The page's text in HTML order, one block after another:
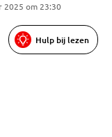
2025 om 23:30
Hulp bij lezen